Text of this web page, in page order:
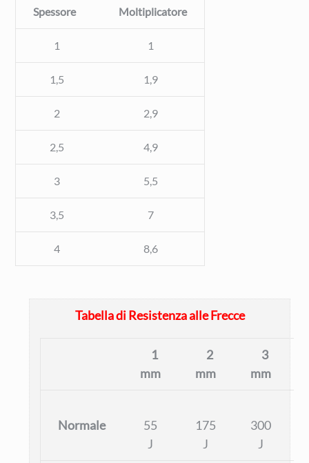
Spessore Moltiplicatore
1 1
1,5 1,9
2 2,9
2,5 4,9
3 5,5
3,5 7
4 8,6
Tabella di Resistenza alle Frecce
1
mm
2
mm
3
mm
Normale
55
J
175
J
300
J